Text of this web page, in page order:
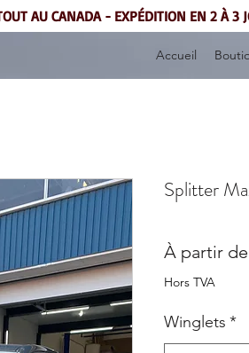
AU CANADA - EXPÉDITION EN 2 À 3
Accueil
Splitter
À partir de
Hors TVA
Winglets *